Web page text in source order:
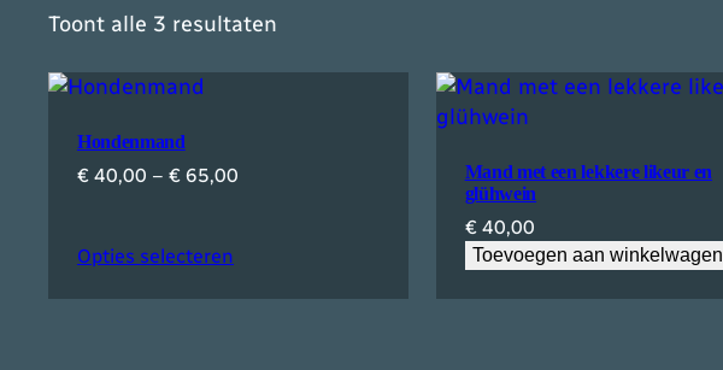
Toont alle 3 resultaten
Hondenmand
€ 40,00 – € 65,00
Opties selecteren
Mand met een lekkere likeur en
glühwein
€40,00
Toevoegen aan winkelwagen